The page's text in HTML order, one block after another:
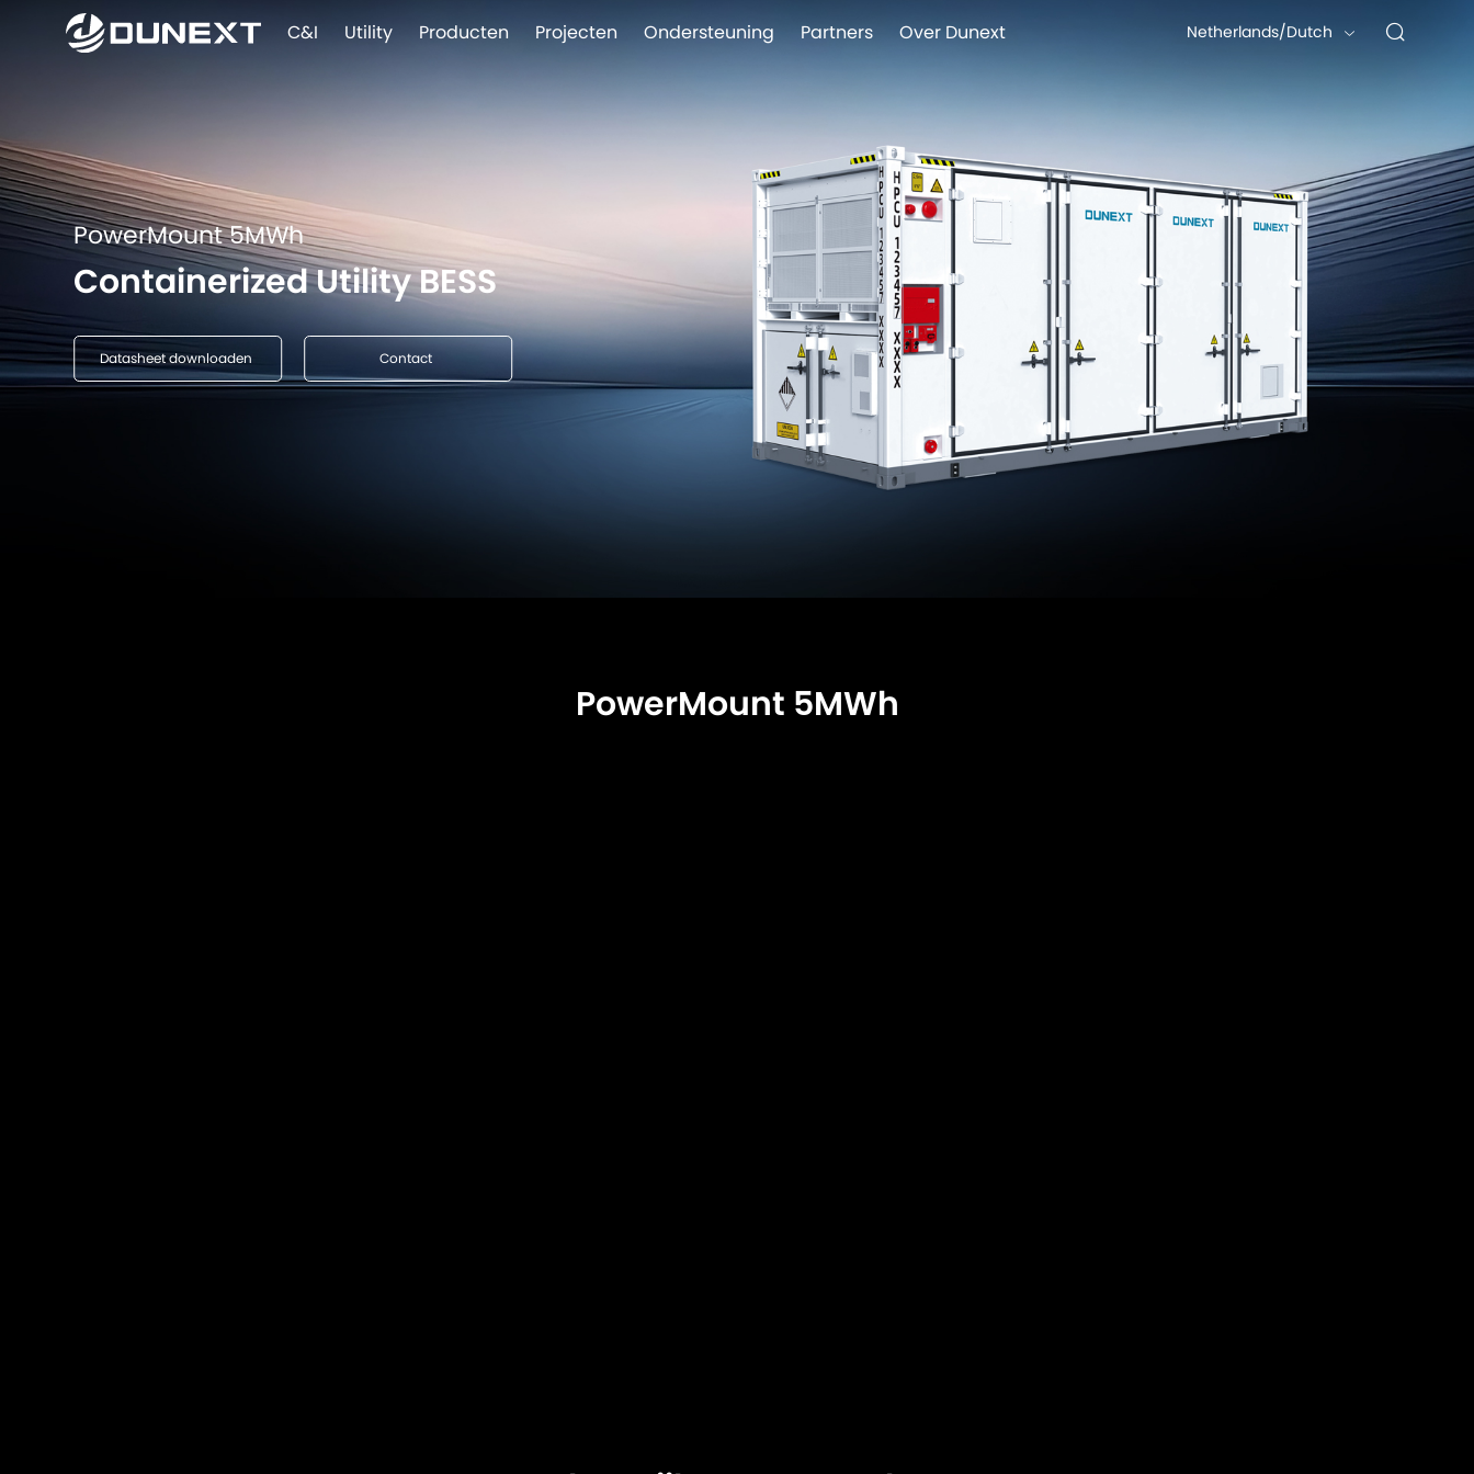
C&I Utility Producten Projecten Ondersteuning Partners Over Dunext Netherlands/Dutch
PowerMount 5MWh
Containerized Utility BESS
Datasheet downloaden Contact
PowerMount 5MWh